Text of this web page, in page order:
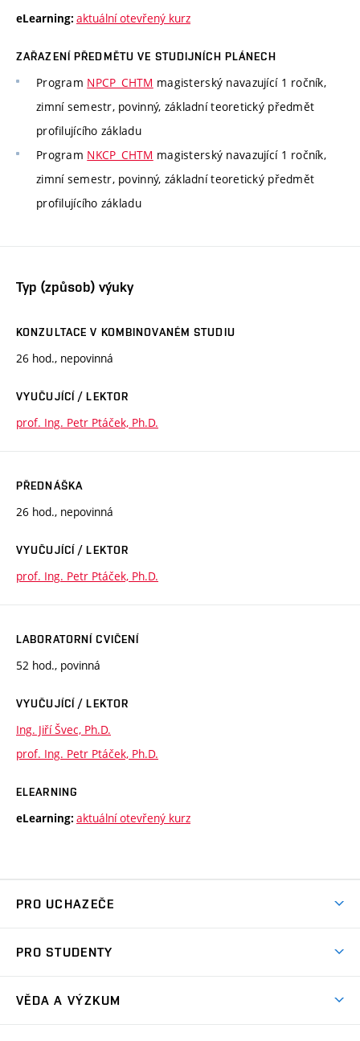
eLearning: aktuální otevřený kurz
ZAŘAZENÍ PŘEDMĚTU VE STUDIJNÍCH PLÁNECH
Program NPCP_CHTM magisterský navazující 1 ročník,
zimní semestr, povinný, základní teoretický předmět
profilujícího základu
Program NKCP_CHTM magisterský navazující 1 ročník,
zimní semestr, povinný, základní teoretický předmět
profilujícího základu
Typ (způsob) výuky
KONZULTACE V KOMBINOVANÉM STUDIU
26 hod., nepovinná
VYUČUJÍCÍ / LEKTOR
prof. Ing. Petr Ptáček, Ph.D.
PŘEDNÁŠKA
26 hod., nepovinná
VYUČUJÍCÍ / LEKTOR
prof. Ing. Petr Ptáček, Ph.D.
LABORATORNÍ CVIČENÍ
52 hod., povinná
VYUČUJÍCÍ / LEKTOR
Ing. Jiří Švec, Ph.D.
prof. Ing. Petr Ptáček, Ph.D.
ELEARNING
eLearning: aktuální otevřený kurz
PRO UCHAZEČE
Jak se dostat na FCH
PRO STUDENTY
VĚDA A VÝZKUM